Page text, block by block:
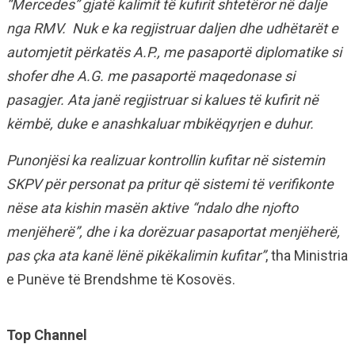
“Mercedes” gjatë kalimit të kufirit shtetëror në dalje
nga RMV. Nuk e ka regjistruar daljen dhe udhëtarët e
automjetit përkatës A.P., me pasaportë diplomatike si
shofer dhe A.G. me pasaportë maqedonase si
pasagjer. Ata janë regjistruar si kalues të kufirit në
këmbë, duke e anashkaluar mbikëqyrjen e duhur.
Punonjësi ka realizuar kontrollin kufitar në sistemin
SKPV për personat pa pritur që sistemi të verifikonte
nëse ata kishin masën aktive “ndalo dhe njofto
menjëherë”, dhe i ka dorëzuar pasaportat menjëherë,
pas çka ata kanë lënë pikëkalimin kufitar”, tha Ministria
e Punëve të Brendshme të Kosovës.
Top Channel